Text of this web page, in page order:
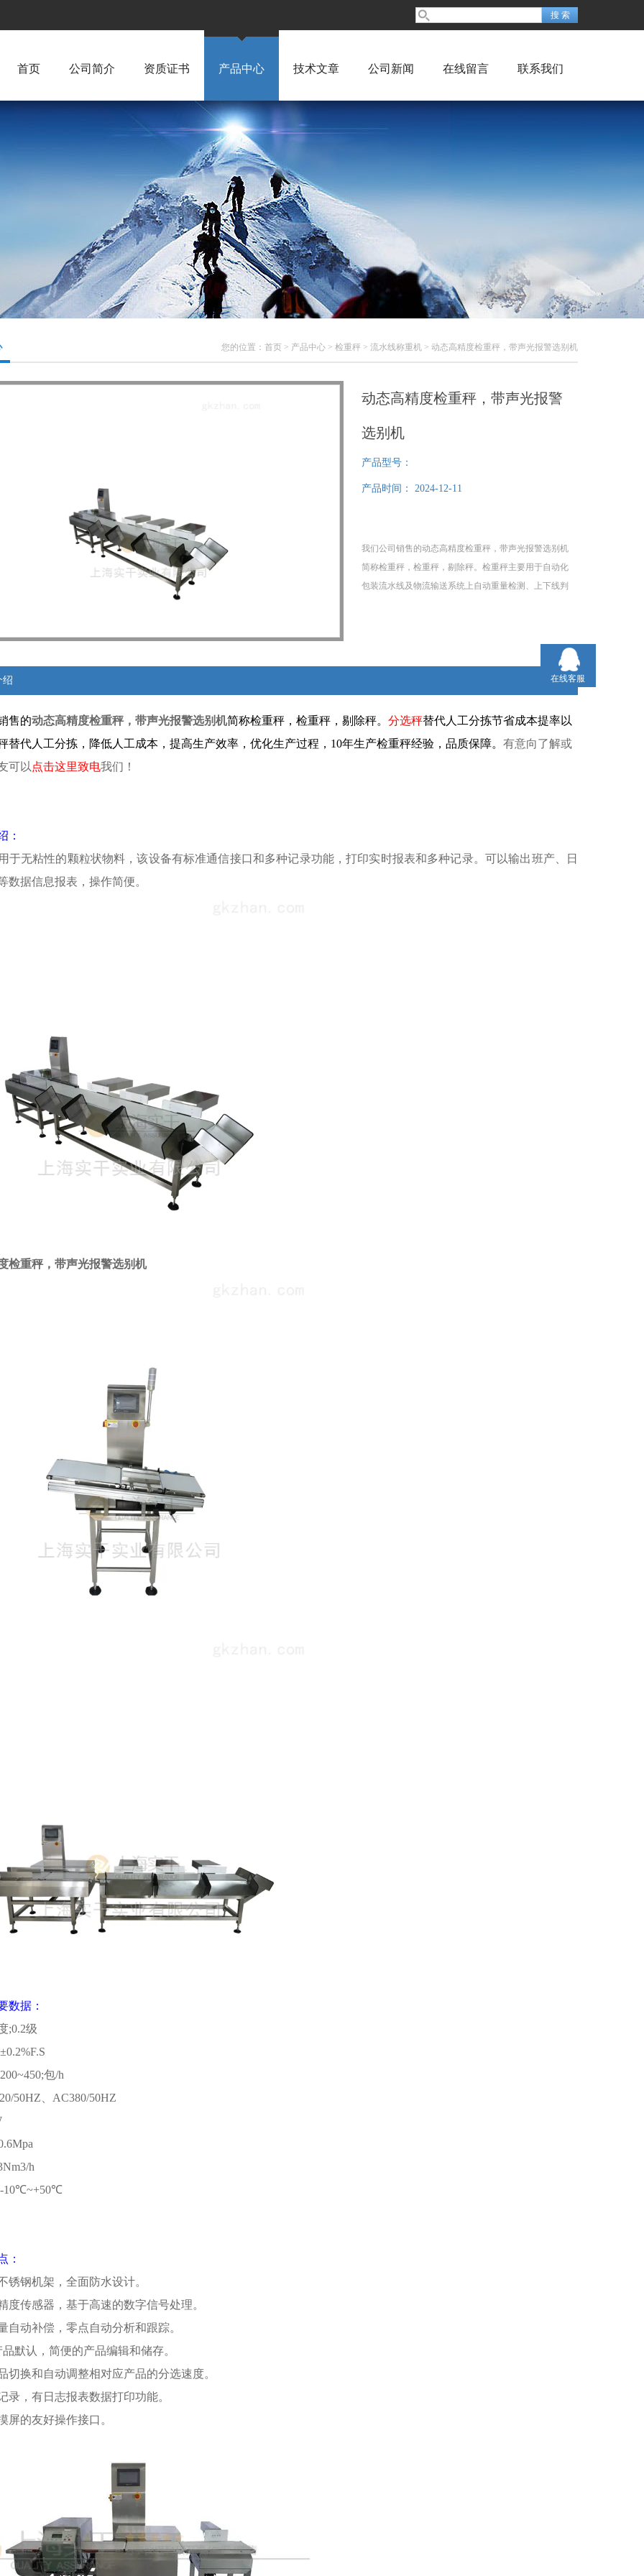
首页 公司简介 资质证书 产品中心 技术文章 公司新闻 在线留言 联系我们
您的位置： 首页 > 产品中心 > 检重秤 > 流水线称重机 > 动态高精度检重秤，带声光报警选别机
动态高精度检重秤，带声光报警
选别机
产品型号：
产品时间： 2024-12-11
我们公司销售的动态高精度检重秤，带声光报警选别机
简称检重秤，检重秤，剔除秤。检重秤主要用于自动化
包装流水线及物流输送系统上自动重量检测、上下线判
绍
售的动态高精度检重秤，带声光报警选别机简称检重秤，检重秤，剔除秤。 分选秤替代人工分拣节省成本提率以
替代人工分拣，降低人工成本，提高生产效率，优化生产过程，10年生产检重秤经验，品质保障。 有意向了解或
可以 点击这里致电我们！
：
于无粘性的颗粒状物料，该设备有标准通信接口和多种记录功能，打印实时报表和多种记录。可以输出班产、日
数据信息报表，操作简便。
检重秤，带声光报警选别机
数据：
;0.2级
包/h
50HZ
AC380/50HZ
h
10℃~+50℃
：
锈钢机架，全面防水设计。
度传感器，基于高速的数字信号处理。
自动补偿，零点自动分析和跟踪。
默认，简便的产品编辑和储存。
切换和自动调整相对应产品的分选速度。
录，有日志报表数据打印功能。
屏的友好操作接口。
在线客服